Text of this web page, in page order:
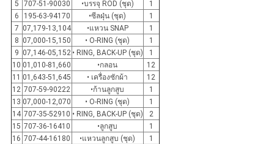
5
707-51-90030 •บรรจุ ROD (ชุด)
1
6
195-63-94170 •ซีลฝุ่น (ชุด)
1
7 07,179-13,104 •แหวน SNAP
1
8 07,000-15,150 • O-RING (ชุด)
1
9 07,146-05,152 • RING, BACK-UP (ชุด)
1
10 01,010-81,660 •กลอน
12
11 01,643-51,645 • เครื่องซักผ้า
12
12 707-59-90222 •ก้านลูกสูบ
1
13 07,000-12,070 • O-RING (ชุด)
1
14 707-35-52910 • RING, BACK-UP (ชุด)
2
15 707-36-16410 •ลูกสูบ
1
16 707-44-16180 •แหวนลูกสูบ (ชุด)
1